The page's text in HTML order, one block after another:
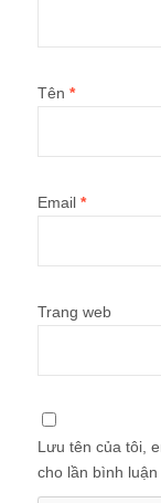
Tên *
Email *
Trang web
Lưu tên của tôi,
cho lần bình luận